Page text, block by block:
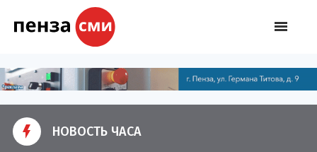
НОВОСТЬ ЧАСА